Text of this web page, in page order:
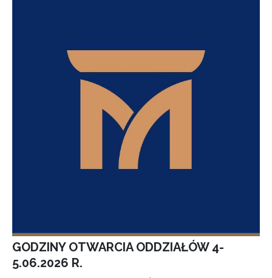
GODZINY OTWARCIA ODDZIAŁÓW 4-
5.06.2026 R.